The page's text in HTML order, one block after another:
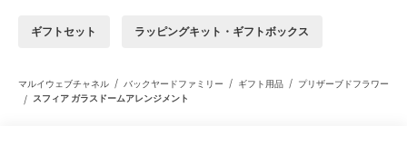
ギフトセット ラッピングキット・ギフトボックス
マルイウェブチャネル / バックヤードファミリー / ギフト用品 / プリザーブドフラワー
/ スフィア ガラスドームアレンジメント